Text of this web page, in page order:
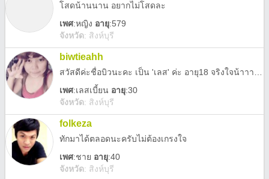
โสดน้านนาน อยากไม่โสดละ
เพศ:หญิง อายุ:579
จังหวัด: สิงห์บุรี
biwtieahh
เพศ:เลสเบี้ยน อายุ:30
จังหวัด: สิงห์บุรี
folkeza
ทักมาได้ตลอดนะครับไม่ต้องเกรงใจ
เพศ:ชาย อายุ:40
จังหวัด: สิงห์บุรี